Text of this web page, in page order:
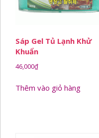
Sáp Gel Tủ Lạnh Khử
Khuẩn
46,000₫
Thêm vào giỏ hàng